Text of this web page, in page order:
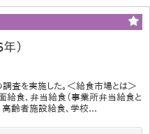
）
査を実施した。＜給食市場とは＞
給食、弁当給食（事業所弁当給食と
高齢者施設給食、学校...